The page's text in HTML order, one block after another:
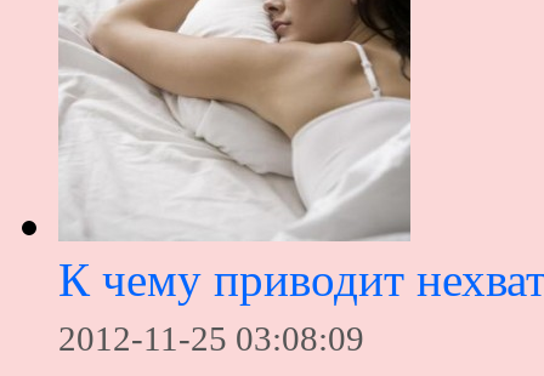
К чему приводит
2012-11-25 03:08:09